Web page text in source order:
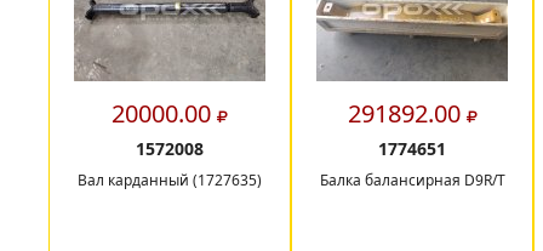
20000.00
1572008
Вал карданный (1727635)
291892.00
1774651
Балка балансирная D9R/T